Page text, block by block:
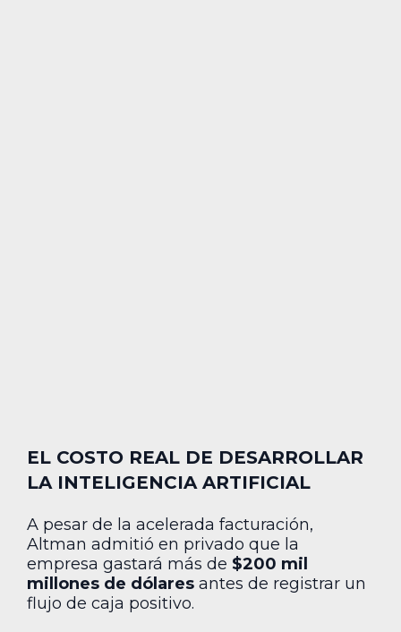
EL COSTO REAL DE DESARROLLAR
LA INTELIGENCIA ARTIFICIAL
A pesar de la acelerada facturación,
Altman admitió en privado que la
empresa gastará más de $200 mil
millones de dólares antes de registrar un
flujo de caja positivo.